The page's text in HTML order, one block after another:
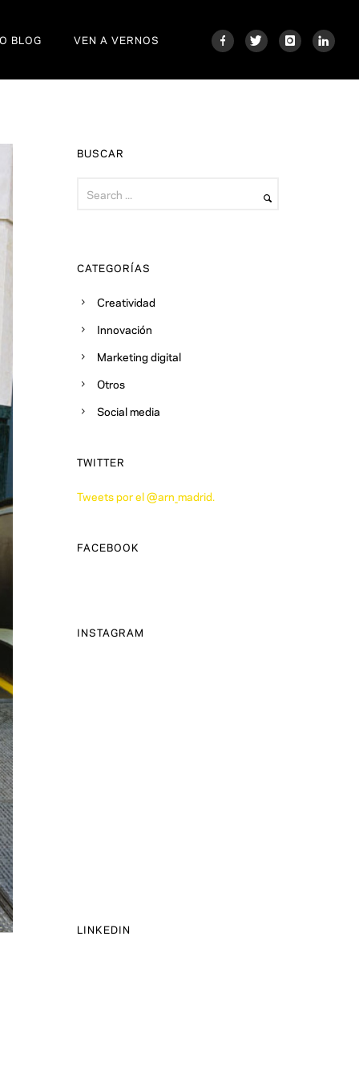
BLOG VEN A VERNOS
BUSCAR
CATEGORÍAS
Creatividad
Innovación
Marketing digital
Otros
Social media
TWITTER
Tweets por el @arn_madrid.
FACEBOOK
INSTAGRAM
LINKEDIN